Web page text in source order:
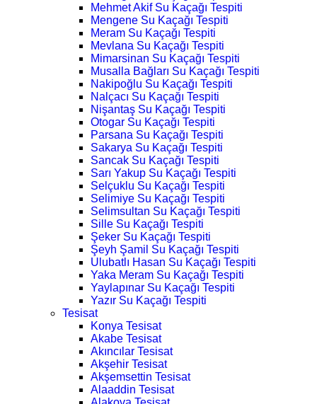
Mehmet Akif Su Kaçağı Tespiti
Mengene Su Kaçağı Tespiti
Meram Su Kaçağı Tespiti
Mevlana Su Kaçağı Tespiti
Mimarsinan Su Kaçağı Tespiti
Musalla Bağları Su Kaçağı Tespiti
Nakipoğlu Su Kaçağı Tespiti
Nalçacı Su Kaçağı Tespiti
Nişantaş Su Kaçağı Tespiti
Otogar Su Kaçağı Tespiti
Parsana Su Kaçağı Tespiti
Sakarya Su Kaçağı Tespiti
Sancak Su Kaçağı Tespiti
Sarı Yakup Su Kaçağı Tespiti
Selçuklu Su Kaçağı Tespiti
Selimiye Su Kaçağı Tespiti
Selimsultan Su Kaçağı Tespiti
Sille Su Kaçağı Tespiti
Şeker Su Kaçağı Tespiti
Şeyh Şamil Su Kaçağı Tespiti
Ulubatlı Hasan Su Kaçağı Tespiti
Yaka Meram Su Kaçağı Tespiti
Yaylapınar Su Kaçağı Tespiti
Yazır Su Kaçağı Tespiti
Tesisat
Konya Tesisat
Akabe Tesisat
Akıncılar Tesisat
Akşehir Tesisat
Akşemsettin Tesisat
Alaaddin Tesisat